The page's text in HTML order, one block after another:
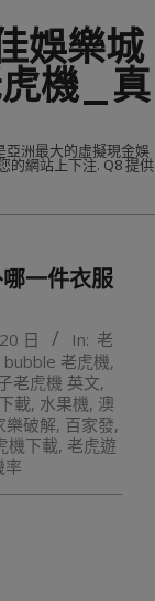
娛樂城
機_真
亞洲最大的虛擬現金娛
的網站上下注. Q8 提供
一件衣服
日 In: 老
bubble 老虎機,
老虎機 英文,
載, 水果機, 澳
樂破解, 百家發,
機下載, 老虎遊
率